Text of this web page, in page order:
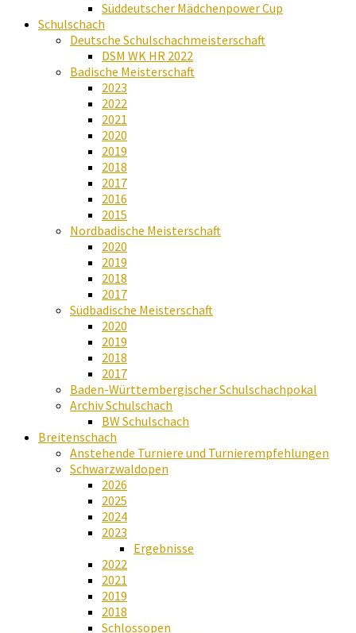
Süddeutscher Mädchenpower Cup
Schulschach
Deutsche Schulschachmeisterschaft
DSM WK HR 2022
Badische Meisterschaft
2023
2022
2021
2020
2019
2018
2017
2016
2015
Nordbadische Meisterschaft
2020
2019
2018
2017
Südbadische Meisterschaft
2020
2019
2018
2017
Baden-Württembergischer Schulschachpokal
Archiv Schulschach
BW Schulschach
Breitenschach
Anstehende Turniere und Turnierempfehlungen
Schwarzwaldopen
2026
2025
2024
2023
Ergebnisse
2022
2021
2019
2018
Schlossopen